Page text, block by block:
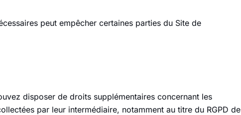
peut empêcher certaines parties du Site de
disposer de droits supplémentaires concernant les
par leur intermédiaire, notamment au titre du RGPD de